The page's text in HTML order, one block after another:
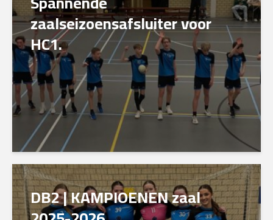
zaalseizoensafsluiter voor
HC1.
DB2 | KAMPIOENEN zaal